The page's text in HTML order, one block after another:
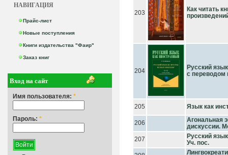
НАВИГАЦИЯ
Прайс-лист
Новые поступления
Книги издательства "Фаир"
Заказ книг
Вход на сайт
Имя пользователя: *
Пароль: *
203
Как читать
204
Русский
с переводом
205 Язык как
206
Агональная
дискуссии.
207
Русский
Уч. пос.